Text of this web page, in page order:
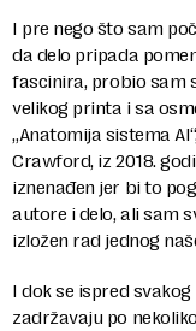
I pre nego što sam
da delo pripada
fascinira, probio sam
velikog printa i sa
„Anatomija sistema
Crawford, iz 2018.
iznenađen jer bi to
autore i delo, ali sam
izložen rad jednog
I dok se ispred
zadržavaju po